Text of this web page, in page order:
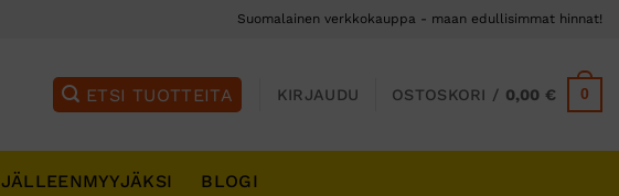
Suomalainen verkkokauppa - maan edullisimmat hinnat!
KIRJAUDU OSTOSKORI / 0,00€ 0
JÄLLEENMYYJÄKSI BLOGI